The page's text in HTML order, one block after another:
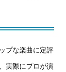
プな楽曲に定評
実際にプロが演